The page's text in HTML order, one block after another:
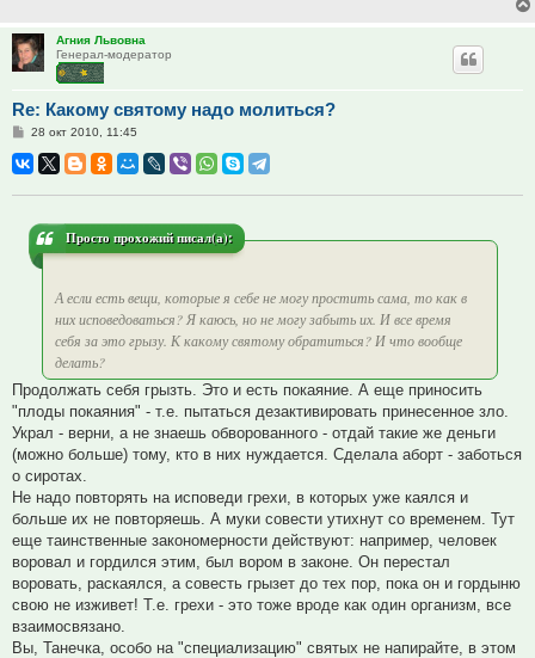
Агния Львовна
Генерал-модератор
Re: Какому святому надо молиться?
Сообщение
28 окт 2010, 11:45
Просто прохожий писал(а):
А если есть вещи, которые я себе не могу простить сама, то как в
них исповедоваться? Я каюсь, но не могу забыть их. И все время
себя за это грызу. К какому святому обратиться? И что вообще
делать?
Продолжать себя грызть. Это и есть покаяние. А еще приносить
"плоды покаяния" - т.е. пытаться дезактивировать принесенное зло.
Украл - верни, а не знаешь обворованного - отдай такие же деньги
(можно больше) тому, кто в них нуждается. Сделала аборт - заботься
о сиротах.
Не надо повторять на исповеди грехи, в которых уже каялся и
больше их не повторяешь. А муки совести утихнут со временем. Тут
еще таинственные закономерности действуют: например, человек
воровал и гордился этим, был вором в законе. Он перестал
воровать, раскаялся, а совесть грызет до тех пор, пока он и гордыню
свою не изживет! Т.е. грехи - это тоже вроде как один организм, все
взаимосвязано.
Вы, Танечка, особо на "специализацию" святых не напирайте, в этом